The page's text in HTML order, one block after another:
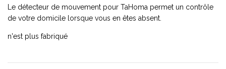
Le détecteur de mouvement pour TaHoma permet un contrôle
de votre domicile lorsque vous en êtes absent.
n'est plus fabriqué